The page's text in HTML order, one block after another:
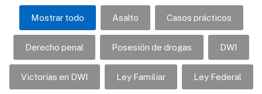
Mostrar todo Asalto Casos prácticos
Derecho penal Posesión de drogas DWI
Victorias en DWI Ley Familiar Ley Federal